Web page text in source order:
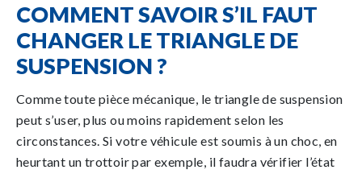
COMMENT SAVOIR S’IL FAUT
CHANGER LE TRIANGLE DE
SUSPENSION ?
Comme toute pièce mécanique, le triangle de suspension
peut s’user, plus ou moins rapidement selon les
circonstances. Si votre véhicule est soumis à un choc, en
heurtant un trottoir par exemple, il faudra vérifier l’état